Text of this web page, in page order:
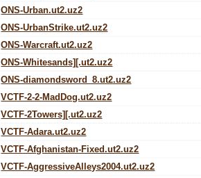
ONS-Urban.ut2.uz2
ONS-UrbanStrike.ut2.uz2
ONS-Warcraft.ut2.uz2
ONS-Whitesands][.ut2.uz2
ONS-diamondsword_8.ut2.uz2
VCTF-2-2-MadDog.ut2.uz2
VCTF-2Towers][.ut2.uz2
VCTF-Adara.ut2.uz2
VCTF-Afghanistan-Fixed.ut2.uz2
VCTF-AggressiveAlleys2004.ut2.uz2